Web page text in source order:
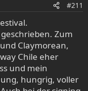
#211
Zum
Claymorean,
Chile eher
und mein
hungrig, voller